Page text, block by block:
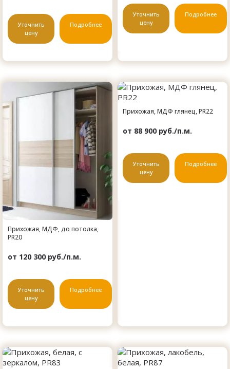
Уточнить
цену
Подробнее
Уточнить
цену
Подробнее
Прихожая, МДФ, до потолка,
PR20
от 120 300 руб./п.м.
Уточнить
цену
Подробнее
Прихожая, МДФ глянец, PR22
от 88 900 руб./п.м.
Уточнить
цену
Подробнее